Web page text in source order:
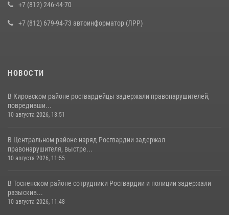
воспитанниками детского клуба «Умные каникулы»
+7 (812) 246-44-70
+7 (812) 679-94-73 автоинформатор (ЛРР)
НОВОСТИ
В Кировском районе росгвардейцы задержали правонарушителей,
повредивши...
10 августа 2026, 13:51
В Центральном районе наряд Росгвардии задержал
правонарушителя, выстре...
10 августа 2026, 11:55
В Тосненском районе сотрудники Росгвардии и полиции задержали
разыскив...
10 августа 2026, 11:48